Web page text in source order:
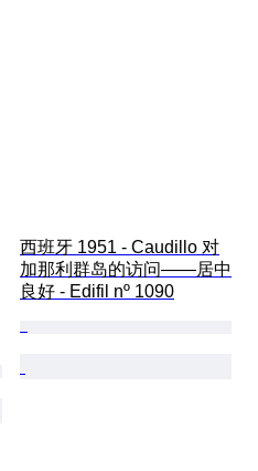
西班牙 1951 - Caudillo 对
加那利群岛的访问——居中
良好 - Edifil nº 1090